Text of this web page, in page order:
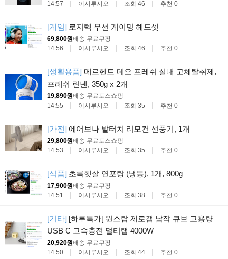
14:57 이시루시오 조회 46 추천 0
[게임] 로지텍 무선 게이밍 헤드셋
69,800원배송 무료 쿠팡
14:56
이시루시오 조회 46 추천 0
[생활용품] 메르헨트 데오 프레쉬 실내 고체탈취제,
프레쉬 린넨, 350g x 2개
19,890원배송 무료 토스쇼핑
14:55
이시루시오 조회 35 추천 0
[가전] 에어보나 발터치 리모컨 선풍기, 1개
29,800원배송 무료 토스쇼핑
14:53
이시루시오 조회 35 추천 0
[식품] 초록햇살 연포탕 (냉동), 1개, 800g
17,900원배송 무료 쿠팡
14:51
이시루시오 조회 38 추천 0
[기타] [하루특가[ 원스탑 제로갭 납작 큐브 고용량
USB C 고속충전 멀티탭 4000W
20,920원배송 무료 쿠팡
14:50
이시루시오 조회 44 추천 0